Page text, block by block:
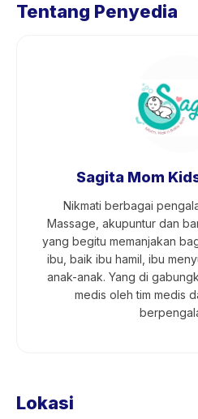
Tentang Penyedia
Sagita Mom
Nikmati berbagai
Massage, akupuntur dan
yang begitu memanjakan
ibu, baik ibu hamil, ibu
anak-anak. Yang di
medis oleh tim medis
Lokasi